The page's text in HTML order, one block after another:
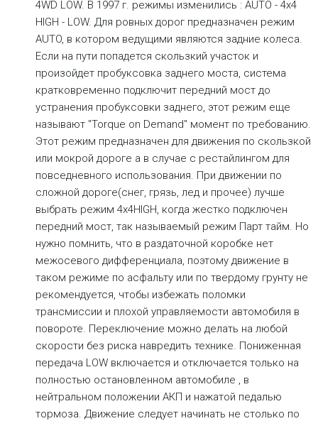
4WD LOW. В 1997 г. режимы изменились : AUTO - 4x4
HIGH - LOW. Для ровных дорог предназначен режим
AUTO, в котором ведущими являются задние колеса.
Если на пути попадется скользкий участок и
произойдет пробуксовка заднего моста, система
кратковременно подключит передний мост до
устранения пробуксовки заднего, этот режим еще
называют "Torque on Demand" момент по требованию.
Этот режим предназначен для движения по скользкой
или мокрой дороге а в случае с рестайлингом для
повседневного использования. При движении по
сложной дороге(снег, грязь, лед и прочее) лучше
выбрать режим 4х4HIGH, когда жестко подключен
передний мост, так называемый режим Парт тайм. Но
нужно помнить, что в раздаточной коробке нет
межосевого дифференциала, поэтому движение в
таком режиме по асфальту или по твердому грунту не
рекомендуется, чтобы избежать поломки
трансмиссии и плохой управляемости автомобиля в
повороте. Переключение можно делать на любой
скорости без риска навредить технике. Пониженная
передача LOW включается и отключается только на
полностью остановленном автомобиле , в
нейтральном положении АКП и нажатой педалью
тормоза. Движение следует начинать не столько по